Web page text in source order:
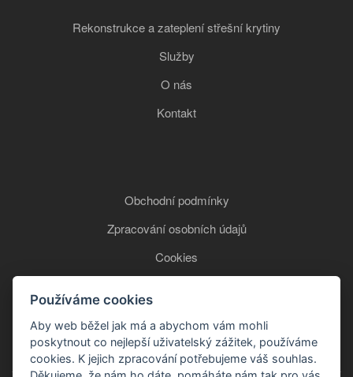
Rekonstrukce a zateplení střešní krytiny
Služby
O nás
Kontakt
Obchodní podmínky
Zpracování osobních údajů
Cookies
+420 777 850 465
Používáme cookies
Aby web běžel jak má a abychom vám mohli
poskytnout co nejlepší uživatelský zážitek, používáme
cookies. K jejich zpracování potřebujeme váš souhlas.